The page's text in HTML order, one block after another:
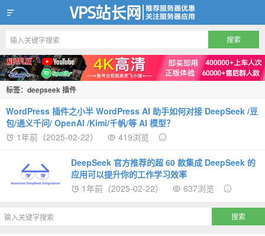
VPS站长网
标签：deepseek 插件
WordPress 插件之小半 WordPress AI 助手如何对接 DeepSeek /豆
包/通义千问/ OpenAI /Kimi/千帆/等 AI 模型？
1年前（2025-02-22）
419浏览
DeepSeek 官方推荐的超 60 款集成 DeepSeek 的
应用可以提升你的工作学习效率
1年前（2025-02-22）
637浏览